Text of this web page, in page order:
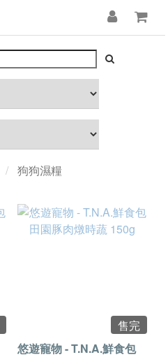
狗狗濕糧
售完
悠遊寵物 - T.N.A.鮮食包